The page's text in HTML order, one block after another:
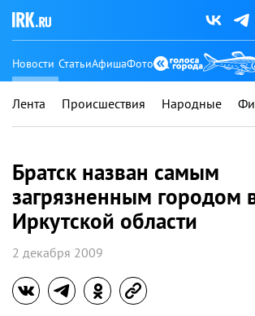
Новости СтатьиАфишаФото
Лента Происшествия Народные
Братск назван самым
загрязненным городом
Иркутской области
2 декабря 2009